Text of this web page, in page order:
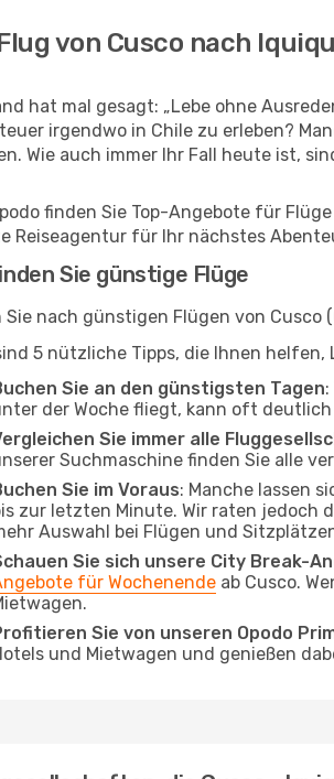
von Cusco nach
hat mal gesagt: „Lebe ohne
irgendwo in Chile zu erleben?
Wie auch immer Ihr Fall heute ist,
finden Sie Top-Angebote für
Reiseagentur für Ihr nächstes
Sie günstige Flüge
Sie nach günstigen Flügen von Cusco
5 nützliche Tipps, die Ihnen
Sie an den günstigsten Tagen
der Woche fliegt, kann oft deutlich
Sie immer alle
Suchmaschine finden Sie alle
Sie im Voraus: Manche lassen
zur letzten Minute. Wir raten jedoch
Auswahl bei Flügen und
Sie sich unsere City Break-
für Wochenende ab Cusco.
Sie von unseren Opodo
und Mietwagen und genießen